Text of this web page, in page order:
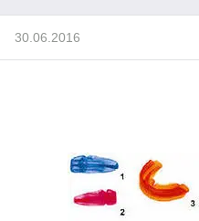
30.06.2016